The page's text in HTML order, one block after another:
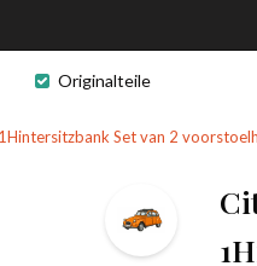
Originalteile
Set van 2